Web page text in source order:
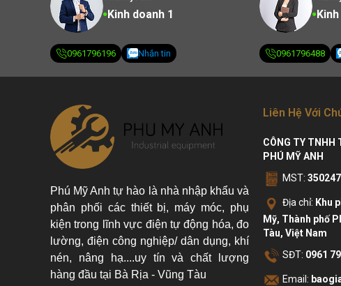
Kinh doanh 1
0961796196 Nhắn tin 0961796488
Phú Mỹ Anh tự hào là nhà nhập khẩu và
phân phối các thiết bị, máy móc, phụ
kiện trong lĩnh vực điện tự động hóa, đo
lường, điện công nghiệp/ dân dụng, khí
nén, nâng hạ....uy tín và chất lượng
hàng đầu tại Bà Rịa - Vũng Tàu
Liên Hệ Với
CÔNG TY TNHH
PHÚ MỸ ANH
MST:
Địa chỉ: Khu
Mỹ, Thành phố
Tàu, Việt Nam
SĐT: 0961
Email: